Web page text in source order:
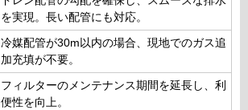
を実現。長い配管にも対応。
冷媒配管が30m以内の場合、現地でのガス追
加充填が不要。
フィルターのメンテナンス期間を延長し、利
便性を向上。